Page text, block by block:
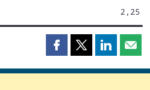
2,25
Partager
page
Partager
page
Partager
page page